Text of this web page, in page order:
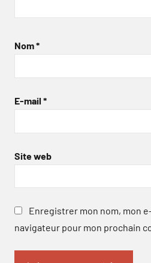
Nom*
E-mail *
Site web
Enregistrer mon nom, mon
navigateur pour mon prochain